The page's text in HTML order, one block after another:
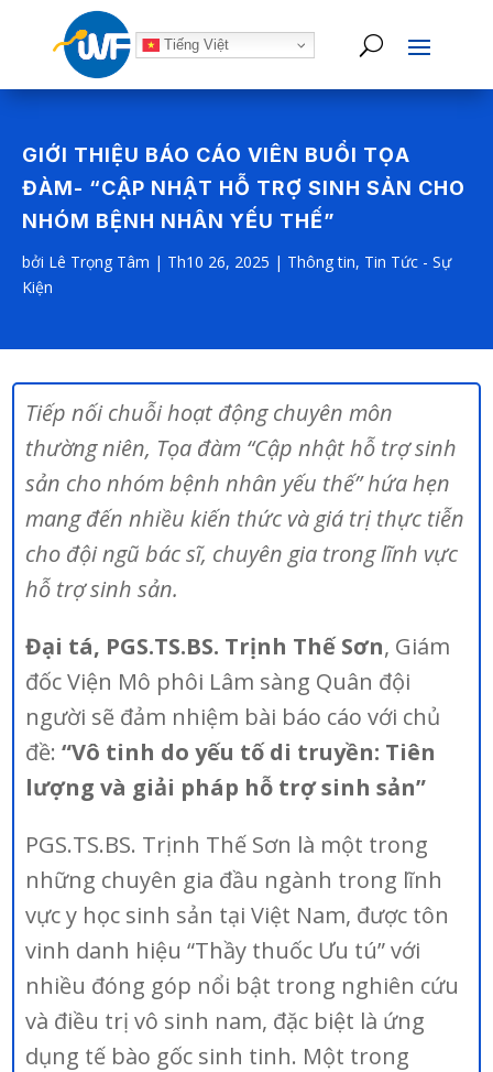
Tiếng Việt
GIỚI THIỆU BÁO CÁO VIÊN BUỔI TỌA
ĐÀM- “CẬP NHẬT HỖ TRỢ SINH SẢN CHO
NHÓM BỆNH NHÂN YẾU THẾ”
bởi Lê Trọng Tâm | Th10 26, 2025 | Thông tin, Tin Tức - Sự
Kiện
Tiếp nối chuỗi hoạt động chuyên môn
thường niên, Tọa đàm “Cập nhật hỗ trợ sinh
sản cho nhóm bệnh nhân yếu thế” hứa hẹn
mang đến nhiều kiến thức và giá trị thực tiễn
cho đội ngũ bác sĩ, chuyên gia trong lĩnh vực
hỗ trợ sinh sản.
Đại tá, PGS.TS.BS. Trịnh Thế Sơn, Giám
đốc Viện Mô phôi Lâm sàng Quân đội
người sẽ đảm nhiệm bài báo cáo với chủ
đề:“Vô tinh do yếu tố di truyền: Tiên
lượng và giải pháp hỗ trợ sinh sản”
PGS.TS.BS. Trịnh Thế Sơn là một trong
những chuyên gia đầu ngành trong lĩnh
vực y học sinh sản tại Việt Nam, được tôn
vinh danh hiệu “Thầy thuốc Ưu tú” với
nhiều đóng góp nổi bật trong nghiên cứu
và điều trị vô sinh nam, đặc biệt là ứng
dụng tế bào gốc sinh tinh. Một trong